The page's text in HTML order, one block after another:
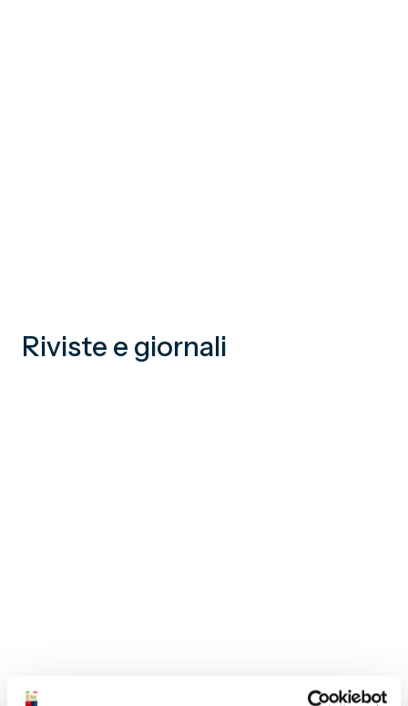
Riviste e giornali